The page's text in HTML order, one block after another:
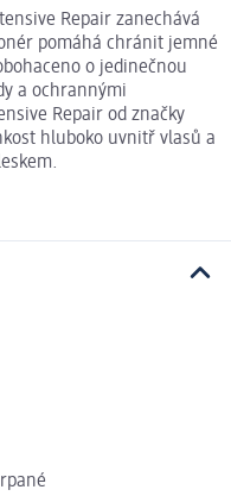
Repair zanechává
pomáhá chránit jemné
o jedinečnou
a ochrannými
Repair od značky
hluboko uvnitř vlasů a